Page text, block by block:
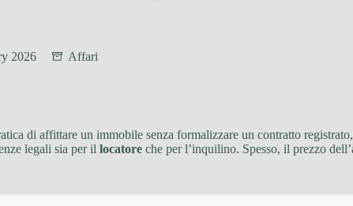
2026 Affari
di affittare un immobile senza formalizzare un contratto
legali sia per il locatore che per l’inquilino. Spesso, il prezzo